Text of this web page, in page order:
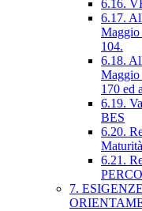
6.16.
6.17.
104.
6.18.
170 ed
6.19.
BES
6.20.
6.21.
7.